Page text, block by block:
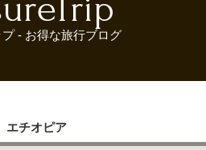
プ - お得な旅行ブログ
エチオピア